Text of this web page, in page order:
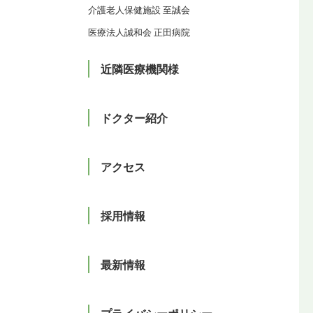
介護老人保健施設 至誠会
医療法人誠和会 正田病院
近隣医療機関様
ドクター紹介
アクセス
採用情報
最新情報